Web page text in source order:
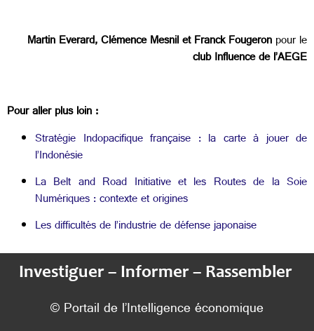
Martin Everard, Clémence Mesnil et Franck Fougeronpour le
club Influence de l’AEGE
Pour aller plus loin :
Stratégie Indopacifique française : la carte à jouer de
l’Indonésie
La Belt and Road Initiative et les Routes de la Soie
Numériques : contexte et origines
Les difficultés de l’industrie de défense japonaise
Investiguer – Informer – Rassembler
© Portail de l’Intelligence économique